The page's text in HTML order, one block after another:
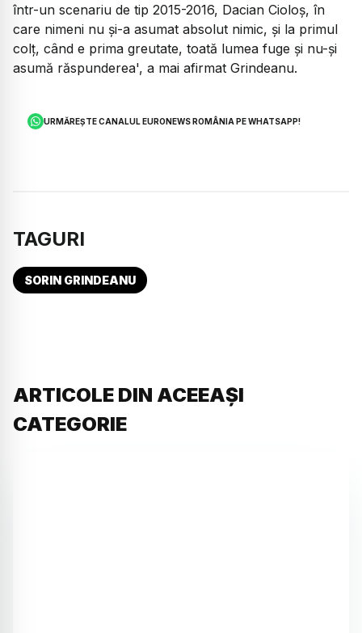
într-un scenariu de tip 2015-2016, Dacian Cioloș, în
care nimeni nu și-a asumat absolut nimic, și la primul
colț, când e prima greutate, toată lumea fuge și nu-și
asumă răspunderea', a mai afirmat Grindeanu.
URMĂREȘTE CANALUL EURONEWS ROMÂNIA PE WHATSAPP!
TAGURI
SORIN GRINDEANU
ARTICOLE DIN ACEEAȘI
CATEGORIE